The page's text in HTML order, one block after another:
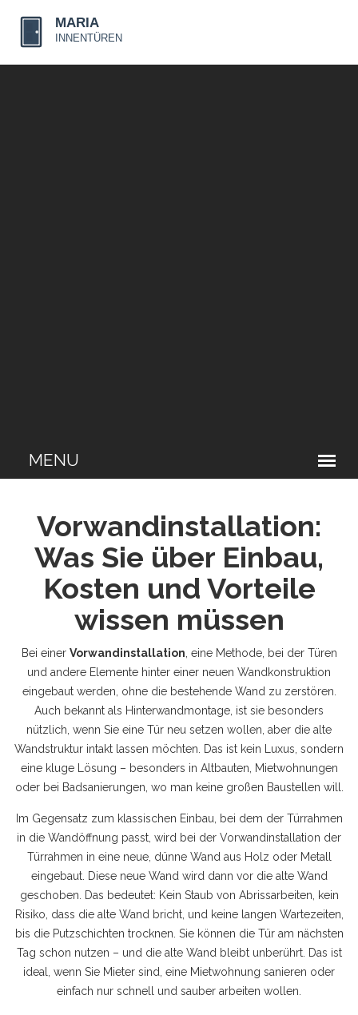
Vorwandinstallation:
Was Sie über Einbau,
Kosten und Vorteile
wissen müssen
Bei einer Vorwandinstallation eine Methode, bei der Türen
und andere Elemente hinter einer neuen Wandkonstruktion
eingebaut werden, ohne die bestehende Wand zu zerstören
Auch bekannt als Hinterwandmontage , ist sie besonders
nützlich, wenn Sie eine Tür neu setzen wollen, aber die alte
Wandstruktur intakt lassen möchten.
Das ist kein Luxus, sondern
eine kluge Lösung – besonders in Altbauten, Mietwohnungen
oder bei Badsanierungen, wo man keine großen Baustellen will.
Im Gegensatz zum klassischen Einbau, bei dem der Türrahmen
in die Wandöffnung passt, wird bei der Vorwandinstallation der
Türrahmen in eine neue, dünne Wand aus Holz oder Metall
eingebaut. Diese neue Wand wird dann vor die alte Wand
geschoben. Das bedeutet: Kein Staub von Abrissarbeiten, kein
Risiko, dass die alte Wand bricht, und keine langen Wartezeiten,
bis die Putzschichten trocknen. Sie können die Tür am nächsten
Tag schon nutzen – und die alte Wand bleibt unberührt. Das ist
ideal, wenn Sie Mieter sind, eine Mietwohnung sanieren oder
einfach nur schnell und sauber arbeiten wollen.